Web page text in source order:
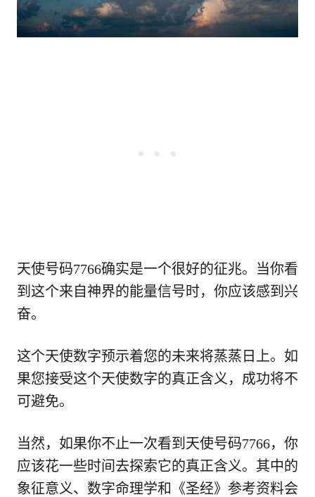
天使号码7766确实是一个很好的征兆。当你看
到这个来自神界的能量信号时，你应该感到兴
奋。
这个天使数字预示着您的未来将蒸蒸日上。如
果您接受这个天使数字的真正含义，成功将不
可避免。
当然，如果你不止一次看到天使号码7766，你
应该花一些时间去探索它的真正含义。其中的
象征意义、数字命理学和《圣经》参考资料会